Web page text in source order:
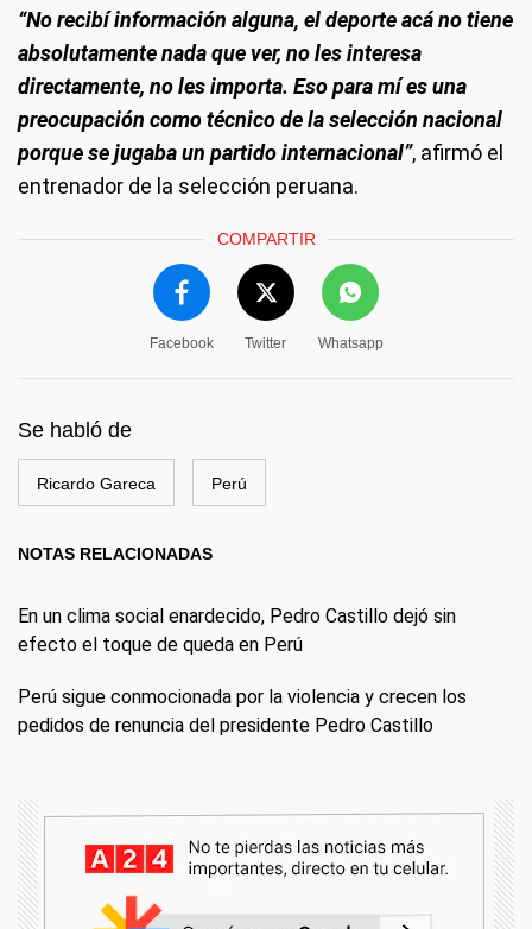
“No recibí información alguna, el deporte acá no tiene
absolutamente nada que ver, no les interesa
directamente, no les importa. Eso para mí es una
preocupación como técnico de la selección nacional
porque se jugaba un partido internacional”, afirmó el
entrenador de la selección peruana.
COMPARTIR
Facebook Twitter Whatsapp
Se habló de
Ricardo Gareca Perú
NOTAS RELACIONADAS
En un clima social enardecido, Pedro Castillo dejó sin
efecto el toque de queda en Perú
Perú sigue conmocionada por la violencia y crecen los
pedidos de renuncia del presidente Pedro Castillo